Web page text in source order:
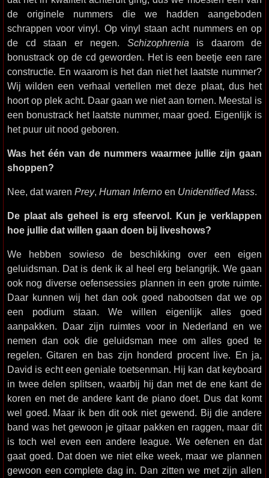
de originele nummers die we hadden aangeboden
schrappen voor vinyl. Op vinyl staan acht nummers en op
de cd staan er negen. Schizophrenia is daarom de
bonustrack op de cd geworden. Het is een beetje een rare
constructie. En waarom is het dan niet het laatste nummer?
Wij wilden een verhaal vertellen met deze plaat, dus het
hoort op plek acht. Daar gaan we niet aan tornen. Meestal is
een bonustrack het laatste nummer, maar goed. Eigenlijk is
het puur uit nood geboren.
Was het één van de nummers waarmee jullie zijn gaan
shoppen?
Nee, dat waren Prey, Human Inferno en Unidentified Mass.
De plaat als geheel is erg sfeervol. Kun je verklappen
hoe jullie dat willen gaan doen bij liveshows?
We hebben sowieso de beschikking over een eigen
geluidsman. Dat is denk ik al heel erg belangrijk. We gaan
ook nog diverse oefensessies plannen in een grote ruimte.
Daar kunnen wij het dan ook goed nabootsen dat we op
een podium staan. We willen eigenlijk alles goed
aanpakken. Daar zijn ruimtes voor in Nederland en we
nemen dan ook die geluidsman mee om alles goed te
regelen. Gitaren en bas zijn honderd procent live. En ja,
David is echt een geniale toetsenman. Hij kan dat keyboard
in twee delen splitsen, waarbij hij dan met de ene kant de
koren en met de andere kant de piano doet. Dus dat komt
wel goed. Maar ik ben dit ook niet gewend. Bij die andere
band was het gewoon je gitaar pakken en raggen, maar dit
is toch wel even een andere league. We oefenen en dat
gaat goed. Dat doen we niet elke week, maar we plannen
gewoon een complete dag in. Dan zitten we met zijn allen